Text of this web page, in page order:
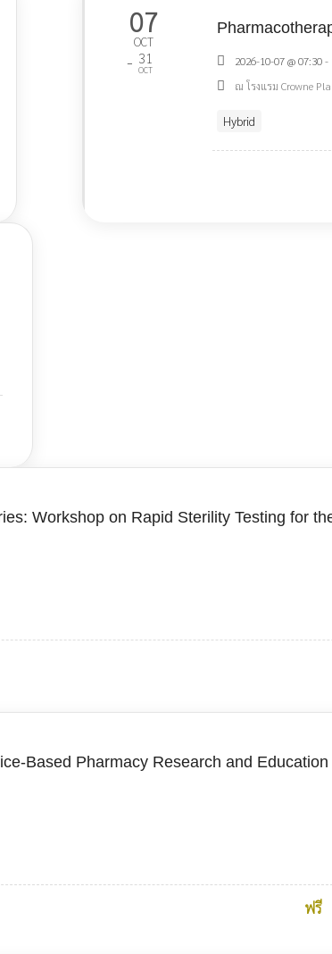
07
OCT
- 31
OCT
2026-10-07 @ 07:30
ณ โรงแรม Crowne
Hybrid
Workshop on Rapid Sterility Testing for
Based Pharmacy Research and Education
ฟรี